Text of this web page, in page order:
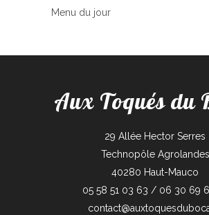
Menu du jour
Aux Toqués du
29 Allée Hector Serres
Technopôle Agrolandes
40280 Haut-Mauco
05 58 51 03 63 / 06 30 69